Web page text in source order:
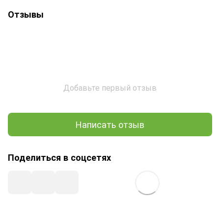
Отзывы
Добавьте первый отзыв
Написать отзыв
Поделиться в соцсетях